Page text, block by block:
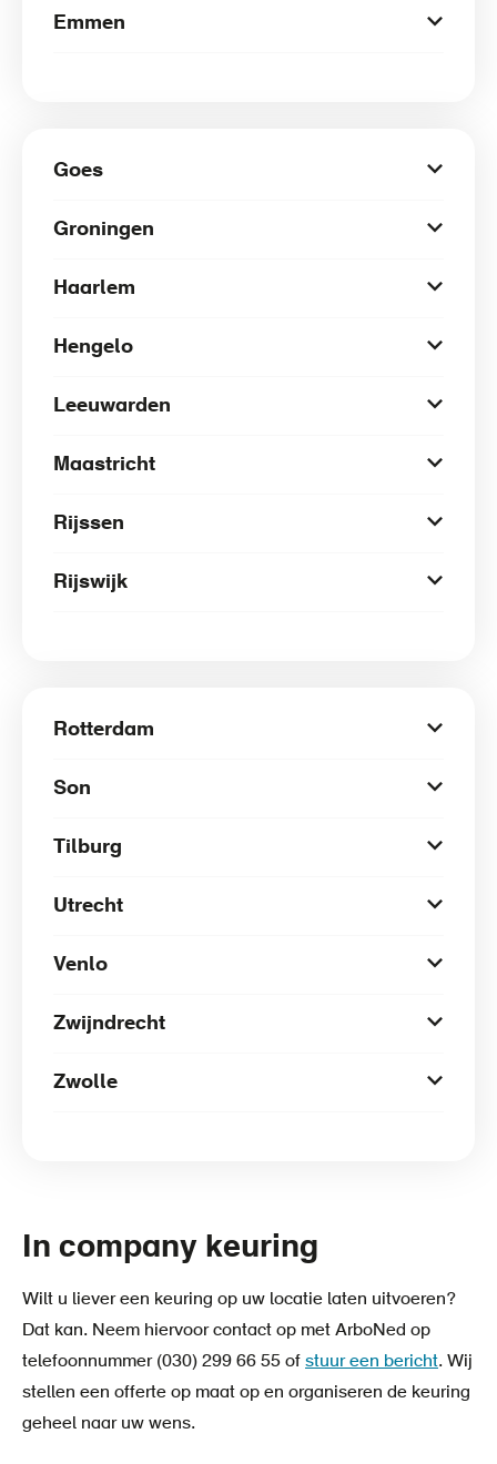
Emmen
Goes
Groningen
Haarlem
Hengelo
Leeuwarden
Maastricht
Rijssen
Rijswijk
Rotterdam
Son
Tilburg
Utrecht
Venlo
Zwijndrecht
Zwolle
In company keuring
Wilt u liever een keuring op uw locatie laten uitvoeren?
Dat kan. Neem hiervoor contact op met ArboNed op
telefoonnummer (030) 299 66 55 of stuur een bericht. Wij
stellen een offerte op maat op en organiseren de keuring
geheel naar uw wens.